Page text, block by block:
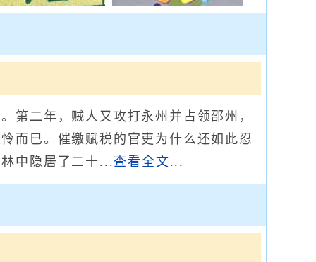
二年，贼人又攻打永州并占领邵州，
而巳。催缴赋税的官吏为什么还如此忍
中隐居了二十...查看全文...